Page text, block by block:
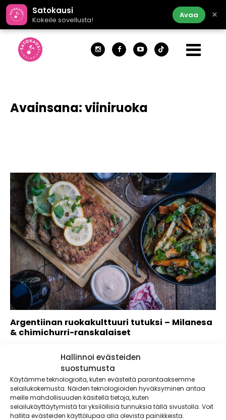
Hallinnoi evästeiden
suostumusta
Käytämme teknologioita, kuten evästeitä parantaaksemme
selailukokemusta. Näiden teknologioiden hyväksyminen antaa
meille mahdollisuuden käsitellä tietoja, kuten
selailukäyttäytymistä tai yksilöllisiä tunnuksia tällä sivustolla. Voit
hallita evästeiden käyttölupaa alla olevista painikkeista.
Satokausi
Kokeile sovellusta!
Avaa ×
Avainsana:viiniruoka
Argentiinan ruokakulttuuri tutuksi – Milanesa
& chimichurri-ranskalaiset
ajattelet Argentiinaa? Kenties jalkapallo, intohimoisen